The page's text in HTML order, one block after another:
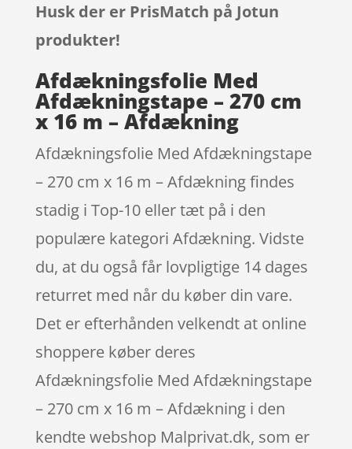
Husk der er PrisMatch på Jotun
produkter!
Afdækningsfolie Med
Afdækningstape – 270 cm
x 16 m – Afdækning
Afdækningsfolie Med Afdækningstape
– 270 cm x 16 m – Afdækning findes
stadig i Top-10 eller tæt på i den
populære kategori Afdækning. Vidste
du, at du også får lovpligtige 14 dages
returret med når du køber din vare.
Det er efterhånden velkendt at online
shoppere køber deres
Afdækningsfolie Med Afdækningstape
– 270 cm x 16 m – Afdækning i den
kendte webshop Malprivat.dk, som er